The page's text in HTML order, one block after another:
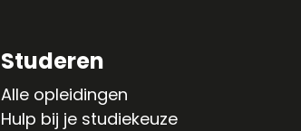
Studeren
Alle opleidingen
Hulp bij je studiekeuze